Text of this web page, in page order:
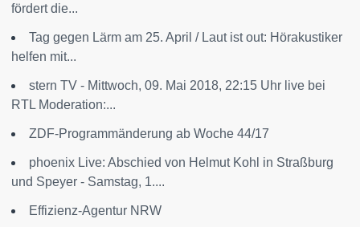
fördert die...
Tag gegen Lärm am 25. April / Laut ist out: Hörakustiker
helfen mit...
stern TV - Mittwoch, 09. Mai 2018, 22:15 Uhr live bei
RTL Moderation:...
ZDF-Programmänderung ab Woche 44/17
phoenix Live: Abschied von Helmut Kohl in Straßburg
und Speyer - Samstag, 1....
Effizienz-Agentur NRW